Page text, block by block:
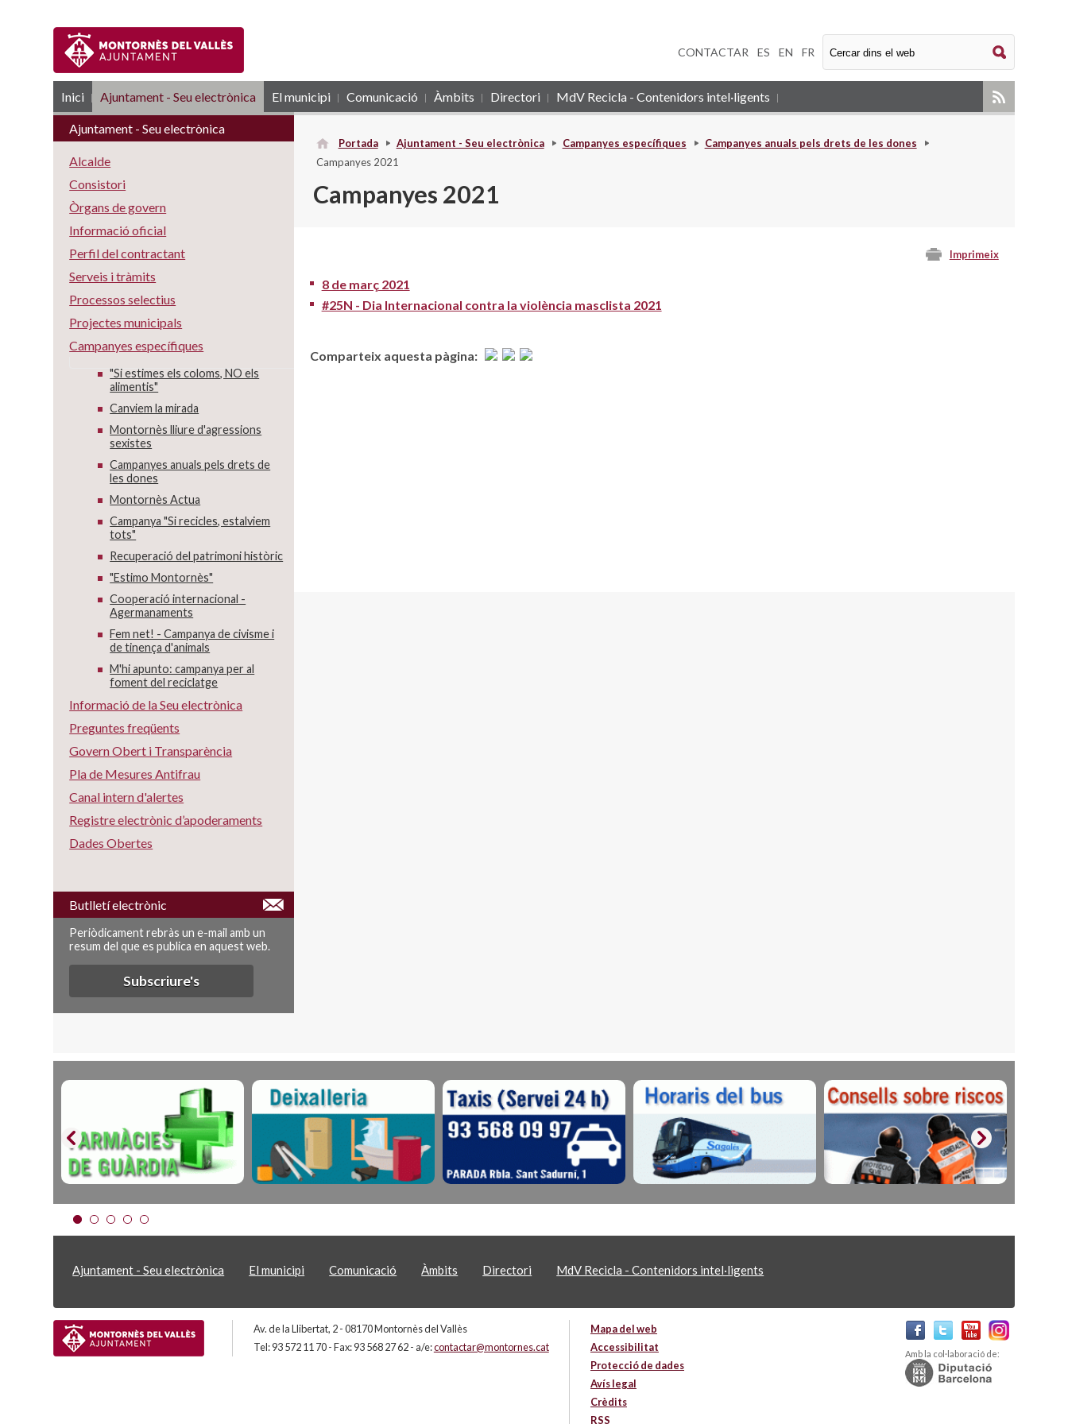
CONTACTAR ES EN FR
Inici Ajuntament - Seu electrònica El municipi Comunicació Àmbits Directori MdV Recicla - Contenidors intel·ligents
RSS
Portada Ajuntament - Seu electrònica Campanyes específiques
Campanyes anuals pels drets de les dones
Campanyes 2021
Campanyes 2021
Imprimeix
8 de març 2021
#25N - Dia Internacional contra la violència masclista 2021
Comparteix aquesta pàgina:
Ajuntament - Seu electrònica
Alcalde
Consistori
Òrgans de govern
Informació oficial
Perfil del contractant
Serveis i tràmits
Processos selectius
Projectes municipals
Campanyes específiques
"Si estimes els coloms, NO els
alimentis"
Canviem la mirada
Montornès lliure d'agressions
sexistes
Campanyes anuals pels drets de
les dones
Montornès Actua
Campanya "Si recicles, estalviem
tots"
Recuperació del patrimoni històric
"Estimo Montornès"
Cooperació internacional -
Agermanaments
Fem net! - Campanya de civisme i
de tinença d'animals
M'hi apunto: campanya per al
foment del reciclatge
Informació de la Seu electrònica
Preguntes freqüents
Govern Obert i Transparència
Pla de Mesures Antifrau
Canal intern d'alertes
Registre electrònic d’apoderaments
Dades Obertes
Butlletí electrònic
Periòdicament rebràs un e-mail amb un
resum del que es publica en aquest web.
Subscriure's
Ajuntament - Seu electrònica El municipi Comunicació Àmbits Directori MdV Recicla - Contenidors intel·ligents
Av. de la Llibertat, 2 - 08170 Montornès del Vallès
Tel: 93 572 11 70 - Fax: 93 568 27 62 - a/e:contactar@montornes.cat
Mapa del web
Accessibilitat
Protecció de dades
Avís legal
Crèdits
RSS
Amb la col·laboració de: